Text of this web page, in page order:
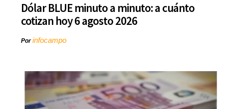
Dólar BLUE minuto a minuto: a cuánto
cotizan hoy 6 agosto 2026
Porinfocampo